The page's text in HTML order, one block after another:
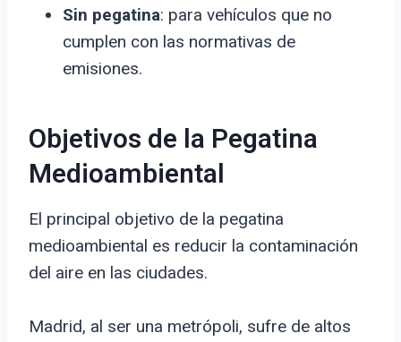
Sin pegatina: para vehículos que no
cumplen con las normativas de
emisiones.
Objetivos de la Pegatina
Medioambiental
El principal objetivo de la pegatina
medioambiental es reducir la contaminación
del aire en las ciudades.
Madrid, al ser una metrópoli, sufre de altos